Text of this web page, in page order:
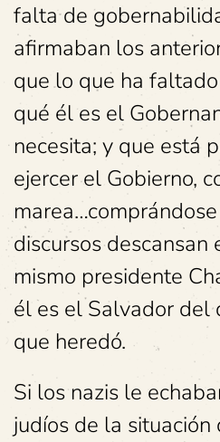
falta de
afirmaban los
que lo que ha
qué él es el
necesita; y que está
ejercer el Gobierno,
discursos descansan
mismo presidente
él es el Salvador del
que heredó.
Si los nazis le
judíos de la